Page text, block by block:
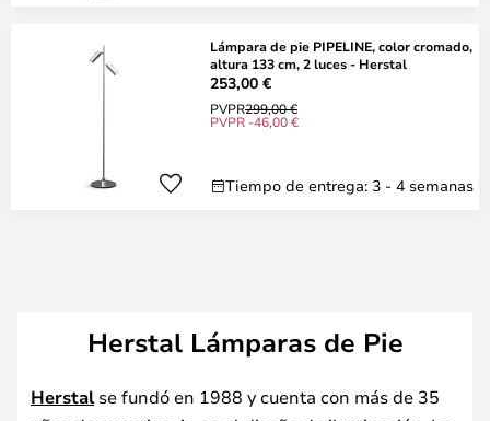
Lámpara de pie PIPELINE, color cromado,
altura 133 cm, 2 luces - Herstal
253,00 €
PVPR299,00 €
PVPR -46,00 €
Tiempo de entrega: 3 - 4 semanas
Herstal Lámparas de Pie
Herstal se fundó en 1988 y cuenta con más de 35